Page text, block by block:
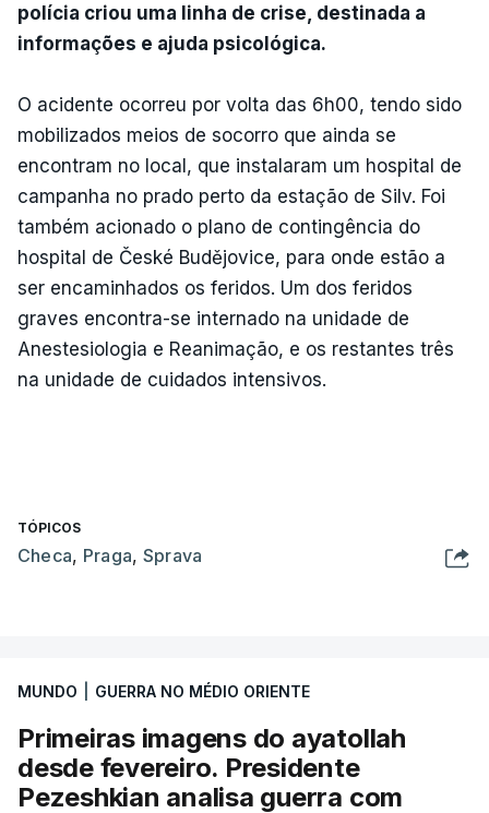
polícia criou uma linha de crise, destinada a
informações e ajuda psicológica.
O acidente ocorreu por volta das 6h00, tendo sido
mobilizados meios de socorro que ainda se
encontram no local, que instalaram um hospital de
campanha no prado perto da estação de Silv. Foi
também acionado o plano de contingência do
hospital de České Budějovice, para onde estão a
ser encaminhados os feridos. Um dos feridos
graves encontra-se internado na unidade de
Anestesiologia e Reanimação, e os restantes três
na unidade de cuidados intensivos.
TÓPICOS
Checa, Praga, Sprava
MUNDO GUERRA NO MÉDIO ORIENTE
Primeiras imagens do ayatollah
desde fevereiro. Presidente
Pezeshkian analisa guerra com